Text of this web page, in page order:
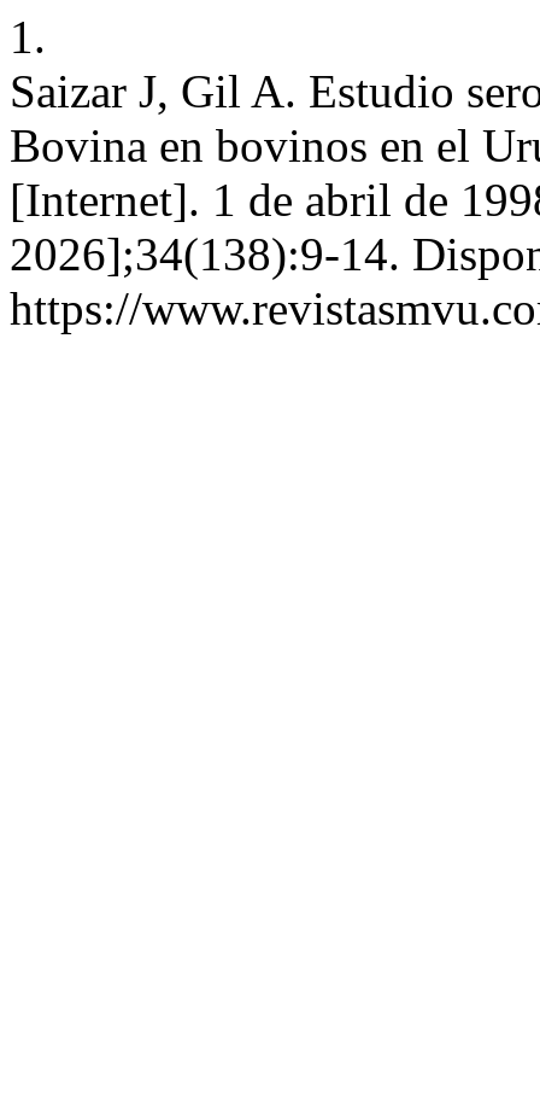
1.
Saizar J, Gil A. Estudio
Bovina en bovinos en el
[Internet]. 1 de abril de
2026];34(138):9-14.
https://